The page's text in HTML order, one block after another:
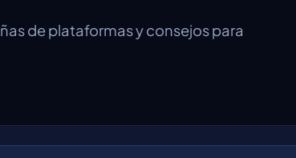
de plataformas y consejos para